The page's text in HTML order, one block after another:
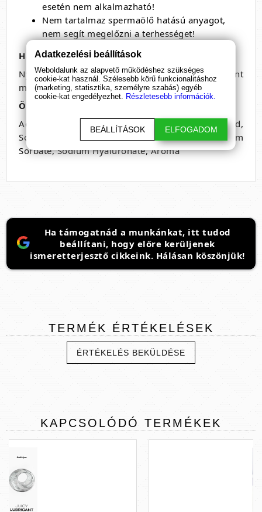
esetén nem alkalmazható!
Nem tartalmaz spermaölő hatású anyagot,
nem segít megelőzni a terhességet!
Használata:
Nyomj ki a gélből az érintett testfelületre a kívánt
mértékű síkosság eléréséig és élvezd a hatást.
Összetevők:
Aqua, Glycerin, Hydroxyethylcellulose, Lactic Acid,
Sodium Chloride, Sodium Benzoate, Potassium
Sorbate, Sodium Hyaluronate, Aroma
Ha támogatnád a munkánkat, itt tudod
beállítani, hogy előre kerüljenek
ismeretterjesztő cikkeink. Hálásan köszönjük!
TERMÉK ÉRTÉKELÉSEK
ÉRTÉKELÉS BEKÜLDÉSE
KAPCSOLÓDÓ TERMÉKEK
Adatkezelési beállítások
Weboldalunk az alapvető működéshez szükséges
cookie-kat használ. Szélesebb körű funkcionalitáshoz
(marketing, statisztika, személyre szabás) egyéb
cookie-kat engedélyezhet. Részletesebb információk.
BEÁLLÍTÁSOK ELFOGADOM